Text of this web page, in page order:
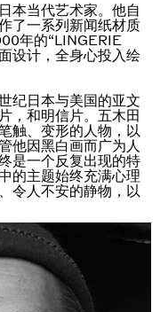
本当代艺术家。他自
了一系列新闻纸材质
年的“LINGERIE
设计，全身心投入绘
纪日本与美国的亚文
，和明信片。五木田
触、变形的人物，以
他因黑白画而广为人
是一个反复出现的特
的主题始终充满心理
令人不安的静物，以